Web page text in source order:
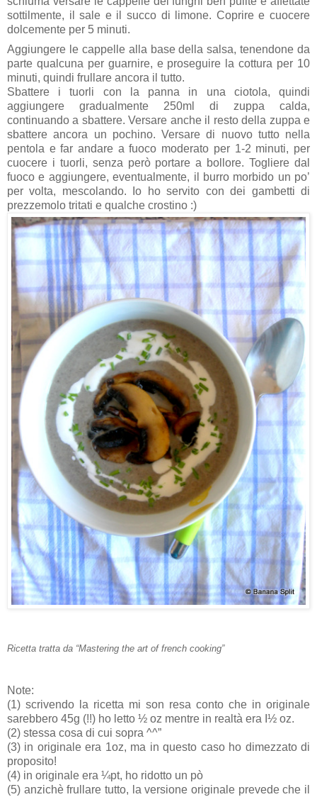
sottilmente, il sale e il succo di limone. Coprire e cuocere
dolcemente per 5 minuti.
Aggiungere le cappelle alla base della salsa, tenendone da
parte qualcuna per guarnire, e proseguire la cottura per 10
minuti, quindi frullare ancora il tutto.
Sbattere i tuorli con la panna in una ciotola, quindi
aggiungere gradualmente 250ml di zuppa calda,
continuando a sbattere. Versare anche il resto della zuppa e
sbattere ancora un pochino. Versare di nuovo tutto nella
pentola e far andare a fuoco moderato per 1-2 minuti, per
cuocere i tuorli, senza però portare a bollore. Togliere dal
fuoco e aggiungere, eventualmente, il burro morbido un po’
per volta, mescolando. Io ho servito con dei gambetti di
prezzemolo tritati e qualche crostino :)
Ricetta tratta da “Mastering the art of french cooking”
Note:
(1) scrivendo la ricetta mi son resa conto che in originale
sarebbero 45g (!!) ho letto ½ oz mentre in realtà era I½ oz.
(2) stessa cosa di cui sopra ^^”
(3) in originale era 1oz, ma in questo caso ho dimezzato di
proposito!
(4) in originale era ¼pt, ho ridotto un pò
(5) anzichè frullare tutto, la versione originale prevede che il